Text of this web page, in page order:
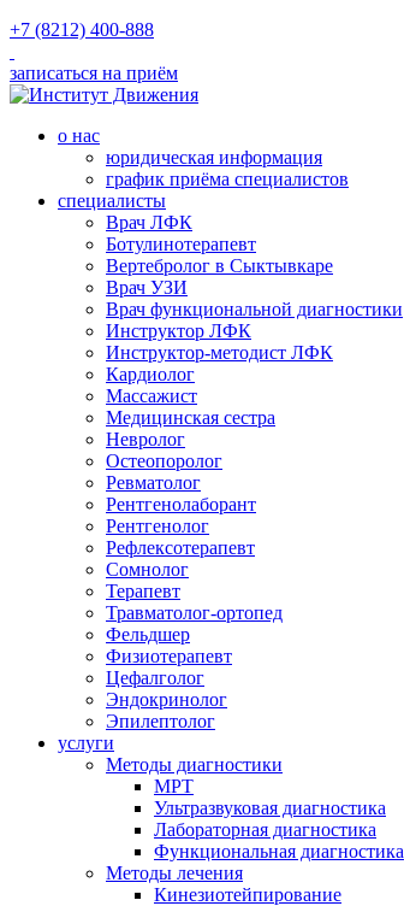
+7 (8212) 400-888
записаться на приём
о нас
юридическая информация
график приёма специалистов
специалисты
Врач ЛФК
Ботулинотерапевт
Вертебролог в Сыктывкаре
Врач УЗИ
Врач функциональной диагностики
Инструктор ЛФК
Инструктор-методист ЛФК
Кардиолог
Массажист
Медицинская сестра
Невролог
Остеопоролог
Ревматолог
Рентгенолаборант
Рентгенолог
Рефлексотерапевт
Сомнолог
Терапевт
Травматолог-ортопед
Фельдшер
Физиотерапевт
Цефалголог
Эндокринолог
Эпилептолог
услуги
Методы диагностики
МРТ
Ультразвуковая диагностика
Лабораторная диагностика
Функциональная диагностика
Методы лечения
Кинезиотейпирование